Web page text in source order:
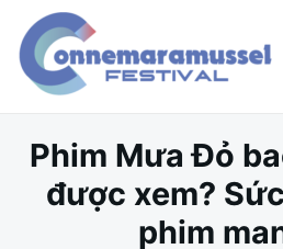
đến
nội
Tìm
kiếm
cho:
Phim Mưa Đỏ
được xem?
phim